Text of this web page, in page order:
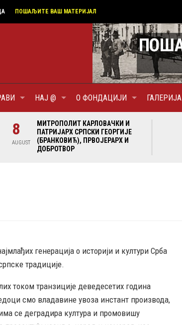
ПОШАЉИТЕ ВАШ МАТЕРИЈАЛ
НАЈ @ О ФОНДАЦИЈИ ГАЛЕРИЈА
8
AUGUST
МИТРОПОЛИТ КАРЛОВАЧКИ И
ПАТРИЈАРХ СРПСКИ ГЕОРГИЈЕ
(БРАНКОВИЋ), ПРВОЈЕРАРХ И
ДОБРОТВОР
генерација о историји и култури Срба
традиције.
током транзиције деведесетих година
смо владавине увоза инстант производа,
се деградира култура и промовишу